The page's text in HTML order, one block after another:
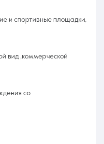
и спортивные площадки,
вид ,коммерческой
со